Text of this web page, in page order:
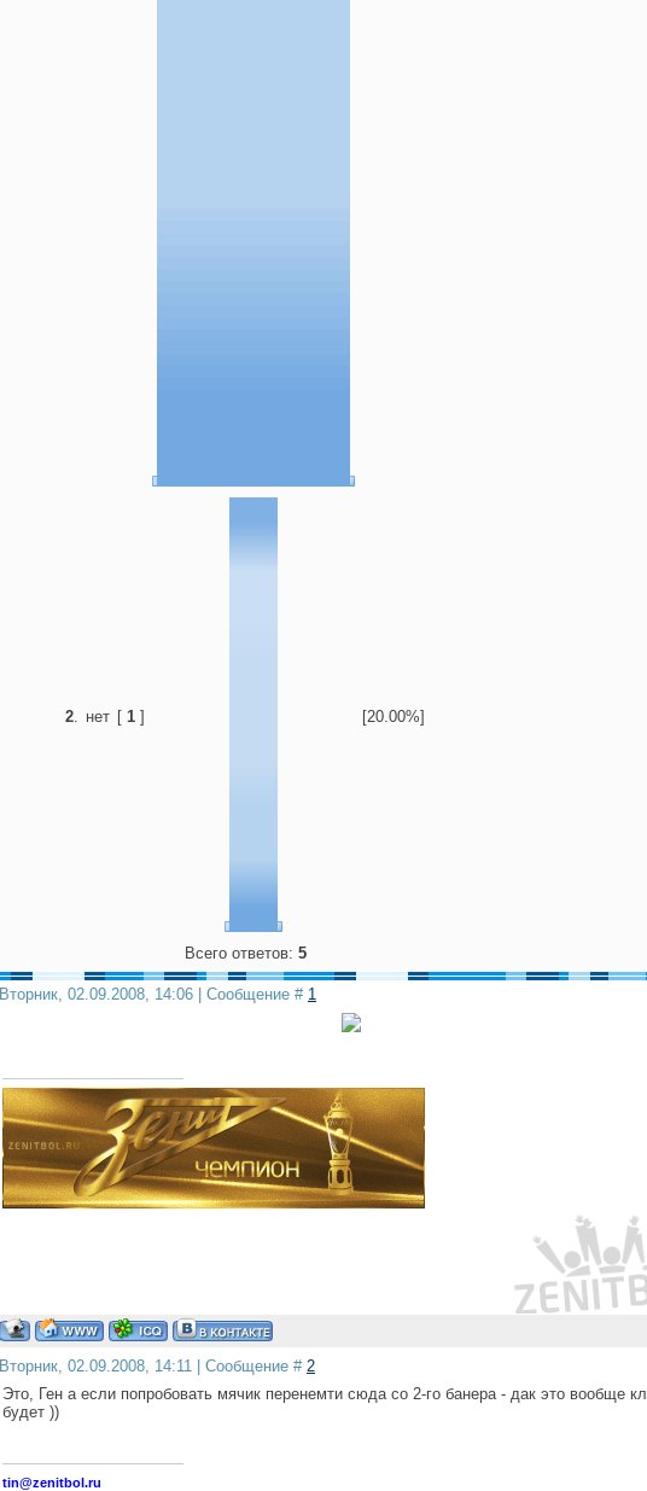
2. нет [ 1 ] [20.00%]
Всего ответов: 5
Вторник, 02.09.2008, 14:06 | Сообщение # 1
Вторник, 02.09.2008, 14:11 | Сообщение # 2
Это, Ген а если попробовать мячик перенемти сюда со 2-го банера - дак это вообще
будет ))
tin@zenitbol.ru